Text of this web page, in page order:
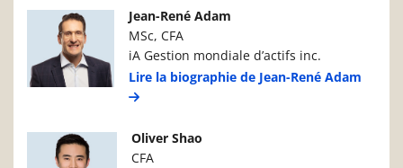
Photo du gestionnaire de portefeuille
Jean-René Adam
MSc, CFA
iA Gestion mondiale d’actifs inc.
Lire la biographie de Jean-René Adam
Photo du gestionnaire de portefeuille
Oliver Shao
CFA